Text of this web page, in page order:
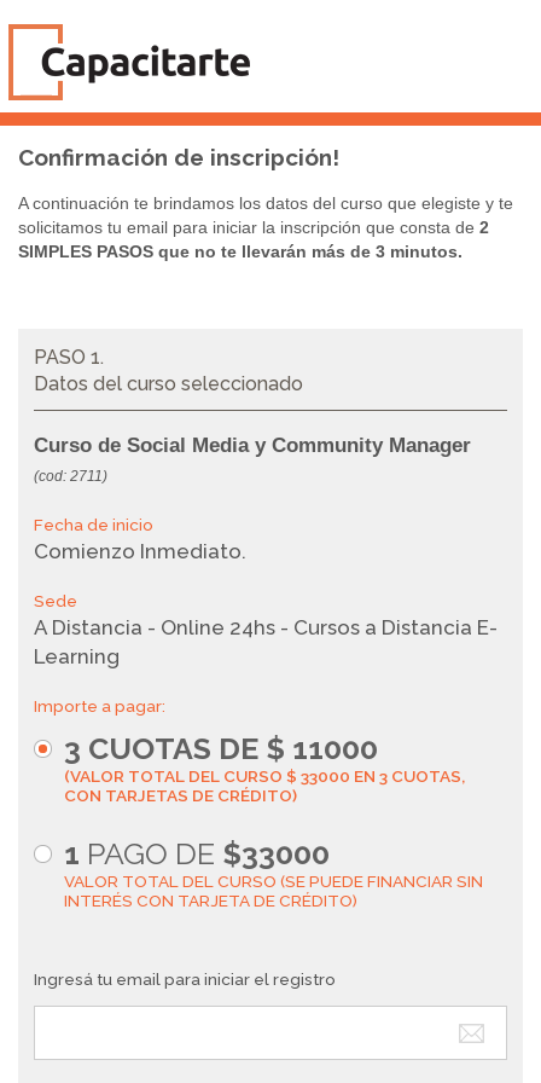
Confirmación de inscripción!
A continuación te brindamos los datos del curso que elegiste y te
solicitamos tu email para iniciar la inscripción que consta de 2
SIMPLES PASOS que no te llevarán más de 3 minutos.
PASO 1.
Datos del curso seleccionado
Curso de Social Media y Community Manager
(cod: 2711)
Fecha de inicio
Comienzo Inmediato.
Sede
A Distancia - Online 24hs - Cursos a Distancia E-
Learning
Importe a pagar:
3 CUOTAS DE $ 11000
(VALOR TOTAL DEL CURSO $ 33000 EN 3 CUOTAS,
CON TARJETAS DE CRÉDITO)
1 PAGO DE $33000
VALOR TOTAL DEL CURSO (SE PUEDE FINANCIAR SIN
INTERÉS CON TARJETA DE CRÉDITO)
Ingresá tu email para iniciar el registro